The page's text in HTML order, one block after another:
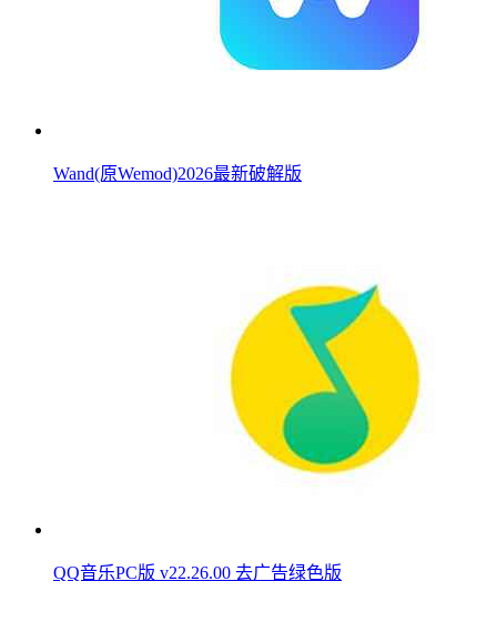
Wand(原Wemod)2026最新破解版
QQ音乐PC版 v22.26.00 去广告绿色版